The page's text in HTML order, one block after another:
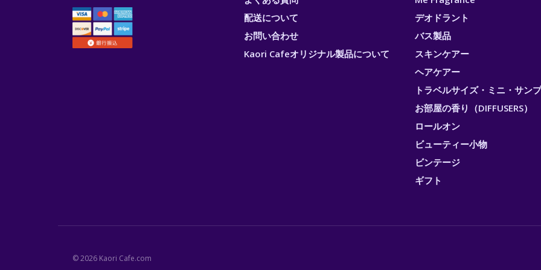
配送について
お問い合わせ
Kaori Cafeオリジナル製品について
デオドラント
バス製品
スキンケアー
ヘアケアー
トラベルサイズ・ミニ・サン
お部屋の香り（DIFFUSERS）
ロールオン
ビューティー小物
ビンテージ
ギフト
© 2026 Kaori Cafe.com